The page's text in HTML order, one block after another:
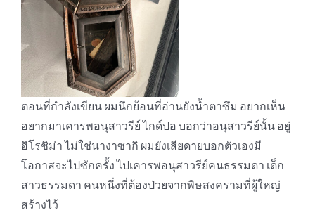
ตอนที่กำลังเขียน ผมนึกย้อนที่อ่านยังน้ำตาซึม อยากเห็น
อยากมาเคารพอนุสาวรีย์ ไกด์ปอ บอกว่าอนุสาวรีย์นั้น อยู่
ฮิโรชิม่า ไม่ใช่นางาซากิ ผมยังเสียดายบอกตัวเองมี
โอกาสจะไปซักครั้ง ไปเคารพอนุสาวรีย์คนธรรมดา เด็ก
สาวธรรมดา คนหนึ่งที่ต้องป่วยจากพิษสงครามที่ผู้ใหญ่
สร้างไว้